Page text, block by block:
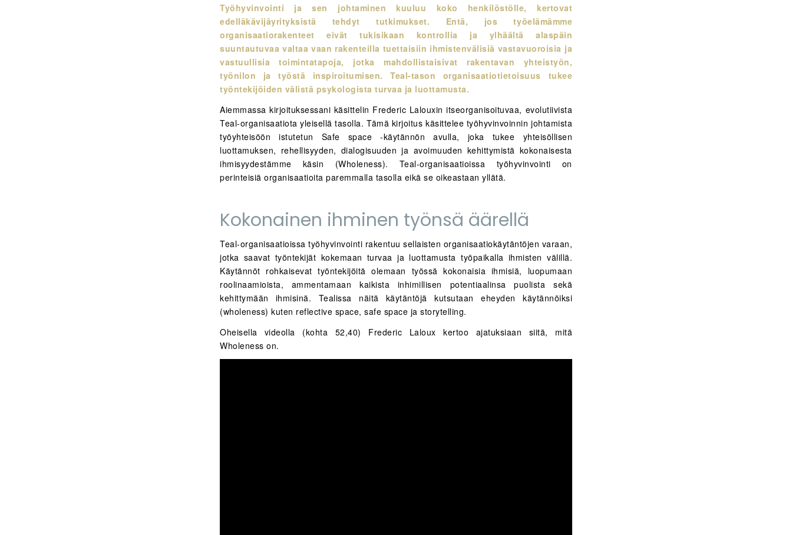
Työhyvinvointi ja sen johtaminen kuuluu koko henkilöstölle, kertovat
edelläkävijäyrityksistä tehdyt tutkimukset. Entä, jos työelämämme
organisaatiorakenteet eivät tukisikaan kontrollia ja ylhäältä alaspäin
suuntautuvaa valtaa vaan rakenteilla tuettaisiin ihmistenvälisiä vastavuoroisia ja
vastuullisia toimintatapoja, jotka mahdollistaisivat rakentavan yhteistyön,
työnilon ja työstä inspiroitumisen. Teal-tason organisaatiotietoisuus tukee
työntekijöiden välistä psykologista turvaa ja luottamusta.
Aiemmassa kirjoituksessani käsittelin Frederic Lalouxin itseorganisoituvaa, evolutiivista
Teal-organisaatiota yleisellä tasolla. Tämä kirjoitus käsittelee työhyvinvoinnin johtamista
työyhteisöön istutetun Safe space -käytännön avulla, joka tukee yhteisöllisen
luottamuksen, rehellisyyden, dialogisuuden ja avoimuuden kehittymistä kokonaisesta
ihmisyydestämme käsin (Wholeness). Teal-organisaatioissa työhyvinvointi on
perinteisiä organisaatioita paremmalla tasolla eikä se oikeastaan yllätä.
Kokonainen ihminen työnsä äärellä
Teal-organisaatioissa työhyvinvointi rakentuu sellaisten organisaatiokäytäntöjen varaan,
jotka saavat työntekijät kokemaan turvaa ja luottamusta työpaikalla ihmisten välillä.
Käytännöt rohkaisevat työntekijöitä olemaan työssä kokonaisia ihmisiä, luopumaan
roolinaamioista, ammentamaan kaikista inhimillisen potentiaalinsa puolista sekä
kehittymään ihmisinä. Tealissa näitä käytäntöjä kutsutaan eheyden käytännöiksi
(wholeness) kuten reflective space, safe space ja storytelling.
Oheisella videolla (kohta 52,40) Frederic Laloux kertoo ajatuksiaan siitä, mitä
Wholeness on.